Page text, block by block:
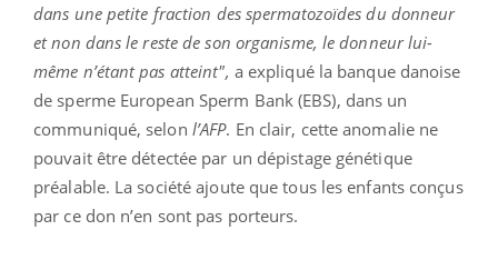
dans une petite fraction des spermatozoïdes du donneur
et non dans le reste de son organisme, le donneur lui-
même n’étant pas atteint", a expliqué la banque danoise
de sperme European Sperm Bank (EBS), dans un
communiqué, selon l’AFP. En clair, cette anomalie ne
pouvait être détectée par un dépistage génétique
préalable. La société ajoute que tous les enfants conçus
par ce don n’en sont pas porteurs.